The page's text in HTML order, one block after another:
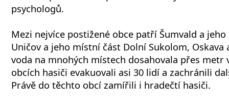
psychologů.
Mezi nejvíce postižené obce patří Šumvald a
Uničov a jeho místní část Dolní Sukolom, Oskava
voda na mnohých místech dosahovala přes metr
obcích hasiči evakuovali asi 30 lidí a zachránili
Právě do těchto obcí zamířili i hradečtí hasiči.